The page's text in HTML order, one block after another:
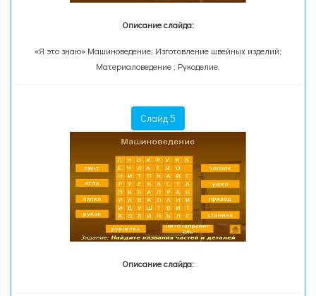
Описание слайда:
«Я это знаю» Машиноведение; Изготовление швейных изделий;
Материаловедение ; Рукоделие.
Слайд 5
Описание слайда: